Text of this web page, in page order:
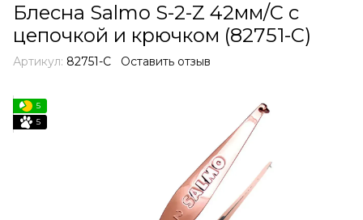
Блесна Salmo S-2-Z 42мм/C с
цепочкой и крючком (82751-C)
Артикул: 82751-C Оставить отзыв
5
5